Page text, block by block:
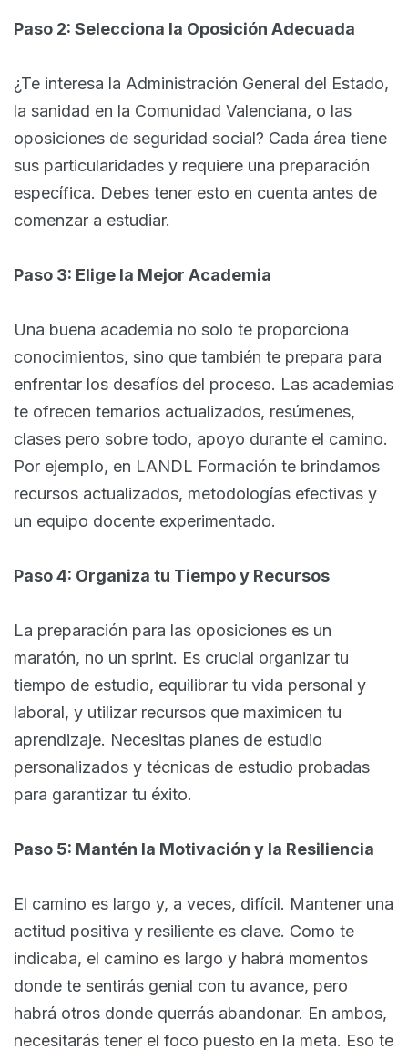
Paso 2: Selecciona la Oposición Adecuada
¿Te interesa la Administración General del Estado,
la sanidad en la Comunidad Valenciana, o las
oposiciones de seguridad social? Cada área tiene
sus particularidades y requiere una preparación
específica. Debes tener esto en cuenta antes de
comenzar a estudiar.
Paso 3: Elige la Mejor Academia
Una buena academia no solo te proporciona
conocimientos, sino que también te prepara para
enfrentar los desafíos del proceso. Las academias
te ofrecen temarios actualizados, resúmenes,
clases pero sobre todo, apoyo durante el camino.
Por ejemplo, en LANDL Formación te brindamos
recursos actualizados, metodologías efectivas y
un equipo docente experimentado.
Paso 4: Organiza tu Tiempo y Recursos
La preparación para las oposiciones es un
maratón, no un sprint. Es crucial organizar tu
tiempo de estudio, equilibrar tu vida personal y
laboral, y utilizar recursos que maximicen tu
aprendizaje. Necesitas planes de estudio
personalizados y técnicas de estudio probadas
para garantizar tu éxito.
Paso 5: Mantén la Motivación y la Resiliencia
El camino es largo y, a veces, difícil. Mantener una
actitud positiva y resiliente es clave. Como te
indicaba, el camino es largo y habrá momentos
donde te sentirás genial con tu avance, pero
habrá otros donde querrás abandonar. En ambos,
necesitarás tener el foco puesto en la meta. Eso te